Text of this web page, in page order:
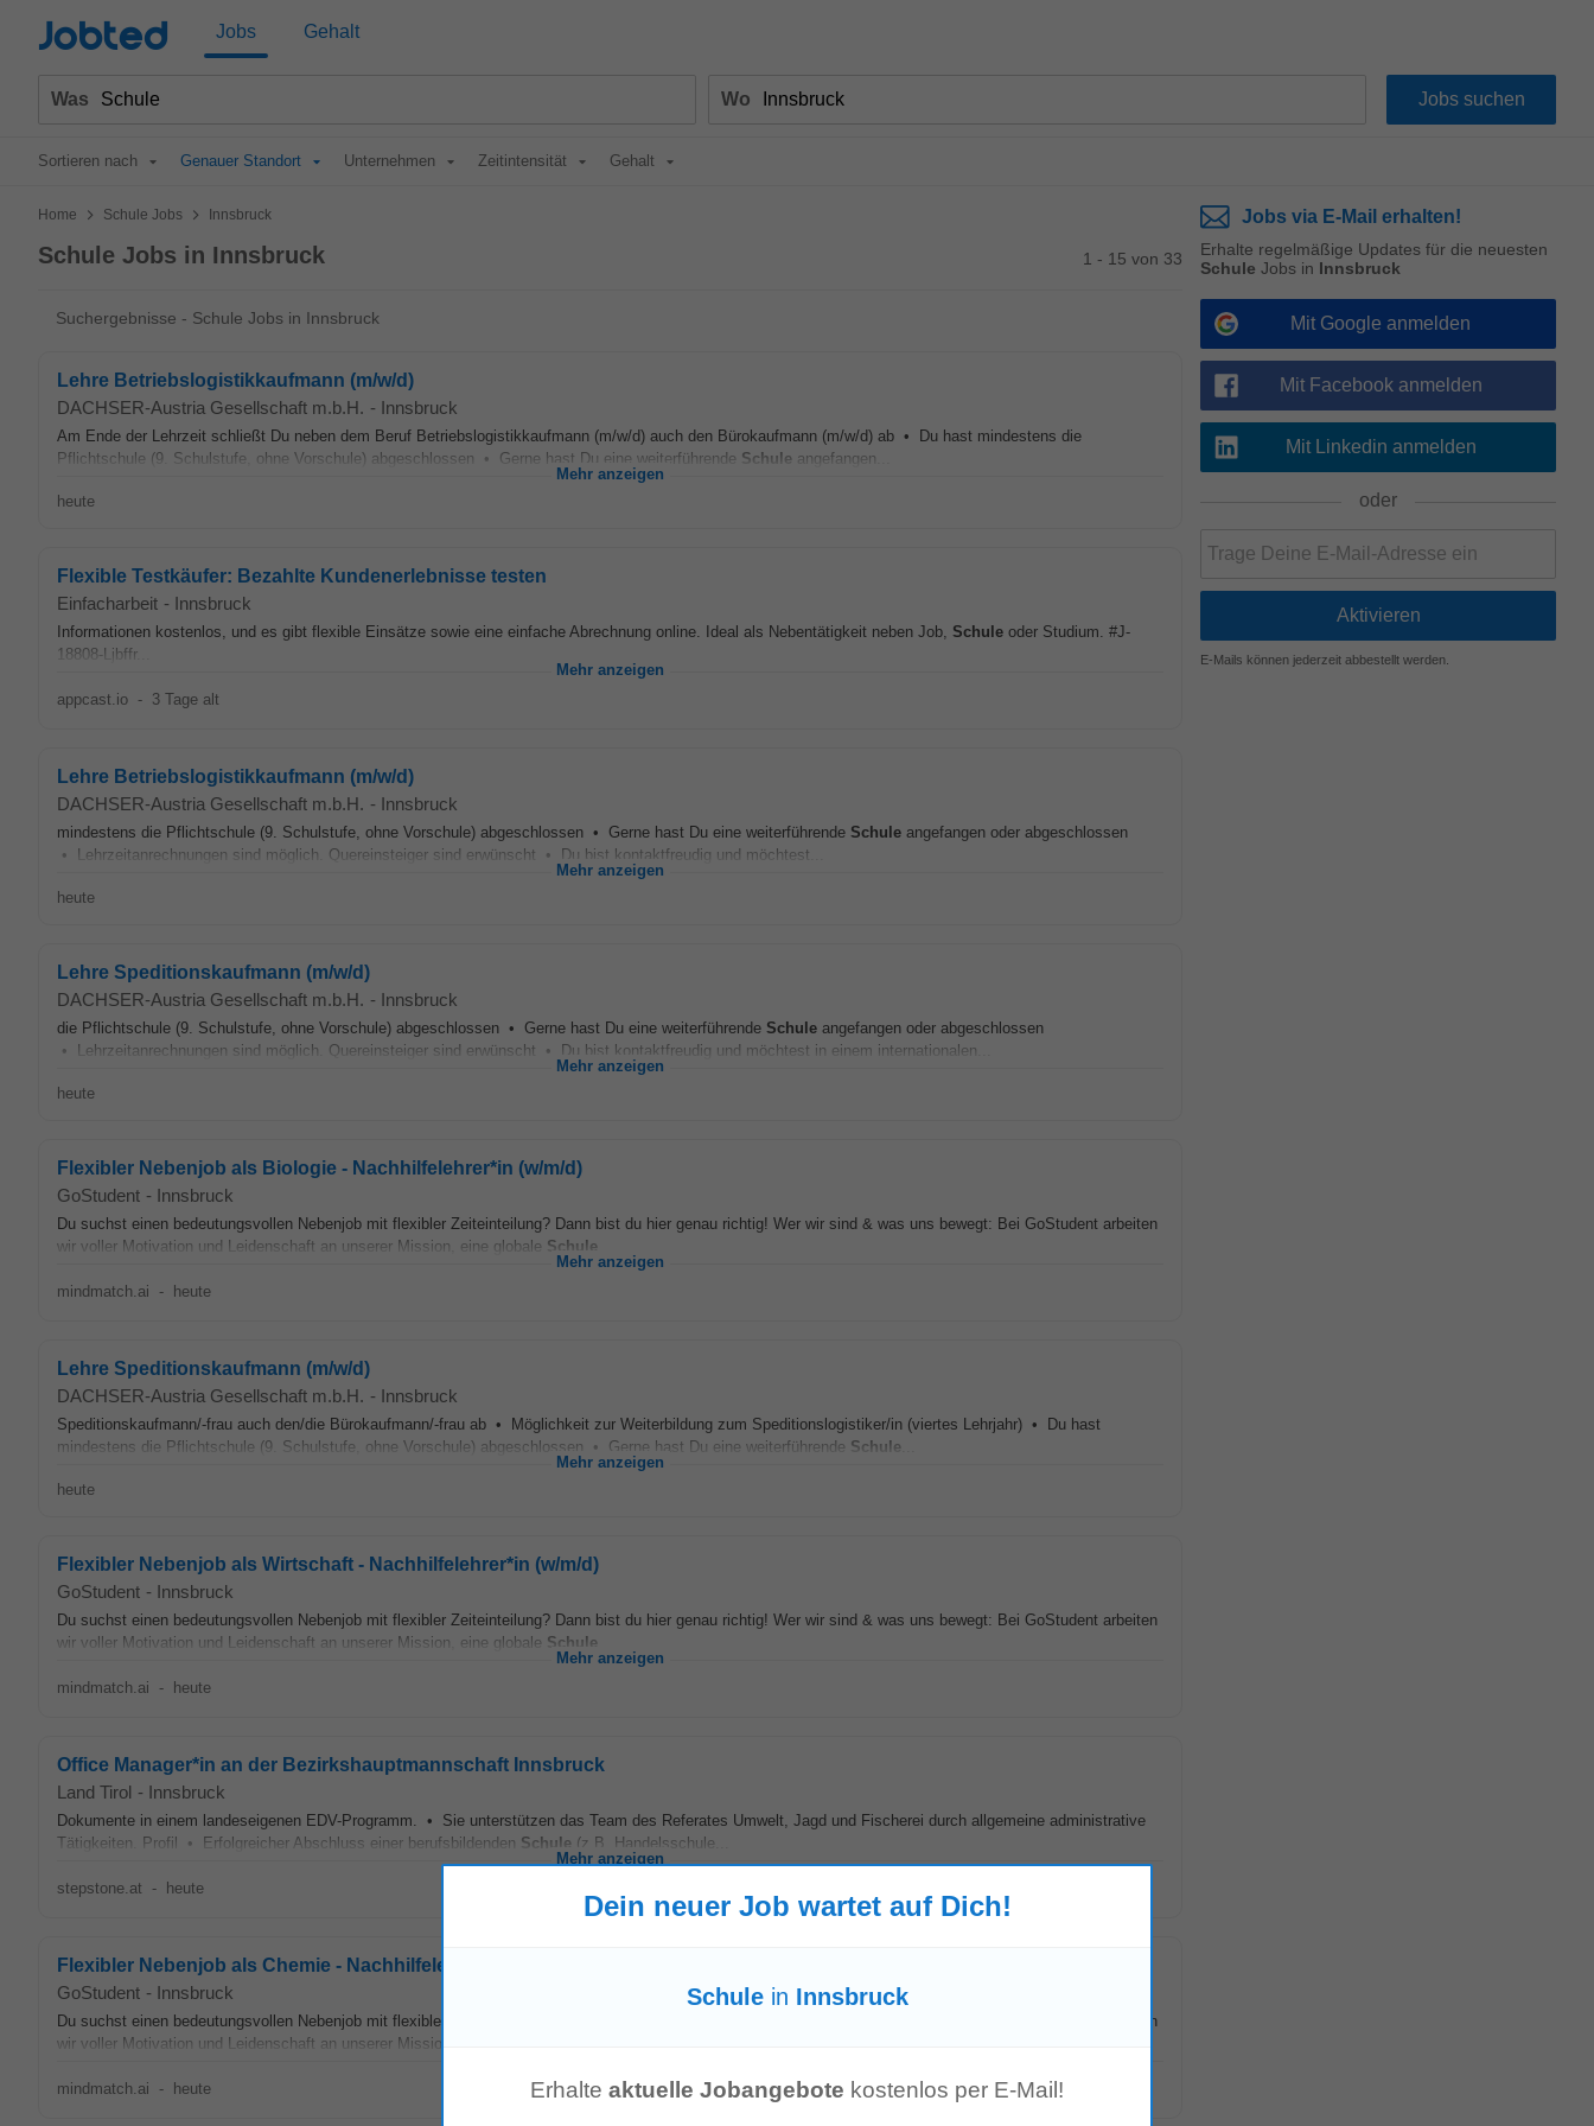
Jobted Jobs Gehalt
Was Wo
Sortieren nach Genauer Standort Unternehmen Zeitintensität Gehalt
Home > Schule Jobs > Innsbruck
Schule Jobs in Innsbruck 1 - 15 von 33
Suchergebnisse - Schule Jobs in Innsbruck
Lehre Betriebslogistikkaufmann (m/w/d)
DACHSER-Austria Gesellschaft m.b.H. - Innsbruck
Am Ende der Lehrzeit schließt Du neben dem Beruf Betriebslogistikkaufmann (m/w/d) auch den Bürokaufmann (m/w/d) ab • Du hast mindestens die
Pflichtschule (9. Schulstufe, ohne Vorschule) abgeschlossen • Gerne hast Du eine weiterführende Schule angefangen...
Mehr anzeigen
heute
Flexible Testkäufer: Bezahlte Kundenerlebnisse testen
Einfacharbeit - Innsbruck
Informationen kostenlos, und es gibt flexible Einsätze sowie eine einfache Abrechnung online. Ideal als Nebentätigkeit neben Job, Schule oder Studium. #J-
18808-Ljbffr...
Mehr anzeigen
appcast.io - 3 Tage alt
Lehre Betriebslogistikkaufmann (m/w/d)
DACHSER-Austria Gesellschaft m.b.H. - Innsbruck
mindestens die Pflichtschule (9. Schulstufe, ohne Vorschule) abgeschlossen • Gerne hast Du eine weiterführende Schule angefangen oder abgeschlossen
• Lehrzeitanrechnungen sind möglich. Quereinsteiger sind erwünscht • Du bist kontaktfreudig und möchtest...
Mehr anzeigen
heute
Lehre Speditionskaufmann (m/w/d)
DACHSER-Austria Gesellschaft m.b.H. - Innsbruck
die Pflichtschule (9. Schulstufe, ohne Vorschule) abgeschlossen • Gerne hast Du eine weiterführende Schule angefangen oder abgeschlossen
• Lehrzeitanrechnungen sind möglich. Quereinsteiger sind erwünscht • Du bist kontaktfreudig und möchtest in einem internationalen...
Mehr anzeigen
heute
Flexibler Nebenjob als Biologie - Nachhilfelehrer*in (w/m/d)
GoStudent - Innsbruck
Du suchst einen bedeutungsvollen Nebenjob mit flexibler Zeiteinteilung? Dann bist du hier genau richtig! Wer wir sind & was uns bewegt: Bei GoStudent arbeiten
wir voller Motivation und Leidenschaft an unserer Mission, eine globale Schule
Mehr anzeigen
mindmatch.ai - heute
Lehre Speditionskaufmann (m/w/d)
DACHSER-Austria Gesellschaft m.b.H. - Innsbruck
Speditionskaufmann/-frau auch den/die Bürokaufmann/-frau ab • Möglichkeit zur Weiterbildung zum Speditionslogistiker/in (viertes Lehrjahr) • Du hast
mindestens die Pflichtschule (9. Schulstufe, ohne Vorschule) abgeschlossen • Gerne hast Du eine weiterführende Schule
Mehr anzeigen
heute
Flexibler Nebenjob als Wirtschaft - Nachhilfelehrer*in (w/m/d)
GoStudent - Innsbruck
Du suchst einen bedeutungsvollen Nebenjob mit flexibler Zeiteinteilung? Dann bist du hier genau richtig! Wer wir sind & was uns bewegt: Bei GoStudent arbeiten
wir voller Motivation und Leidenschaft an unserer Mission, eine globale Schule
Mehr anzeigen
mindmatch.ai - heute
Office Manager*in an der Bezirkshauptmannschaft Innsbruck
Land Tirol - Innsbruck
Dokumente in einem landeseigenen EDV-Programm. • Sie unterstützen das Team des Referates Umwelt, Jagd und Fischerei durch allgemeine administrative
Tätigkeiten. Profil • Erfolgreicher Abschluss einer berufsbildenden Schule (z.B. Handelsschule...
Mehr anzeigen
stepstone.at - heute
Flexibler Nebenjob als Chemie - Nachhilfelehrer*in (w/m/d)
GoStudent - Innsbruck
Du suchst einen bedeutungsvollen Nebenjob mit flexibler Zeiteinteilung? Dann bist du hier genau richtig! Wer wir sind & was uns bewegt: Bei GoStudent arbeiten
wir voller Motivation und Leidenschaft an unserer Mission, eine globale
mindmatch.ai - heute
Jobs via E-Mail erhalten!
Erhalte regelmäßige Updates für die neuesten
Schule Jobs in Innsbruck
Mit Google anmelden
Mit Facebook anmelden
Mit Linkedin anmelden
oder
E-Mails können jederzeit abbestellt werden.
Dein neuer Job wartet auf Dich!
Schulein Innsbruck
Erhalte aktuelle Jobangebote kostenlos per E-Mail!